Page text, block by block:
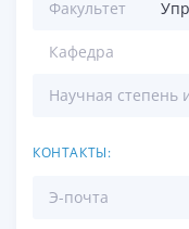
Факультет
Кафедра
Научная степень
КОНТАКТЫ:
Э-почта